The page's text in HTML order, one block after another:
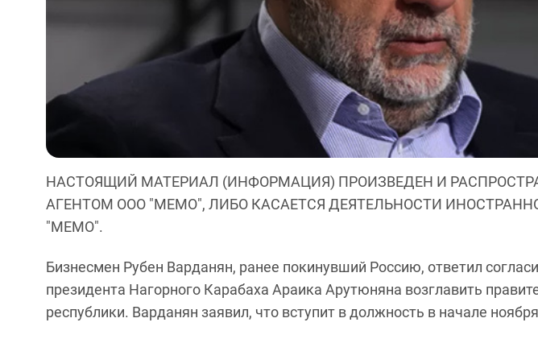
НАСТОЯЩИЙ МАТЕРИАЛ (ИНФОРМАЦИЯ) ПРОИЗВЕДЕН И
АГЕНТОМ ООО "МЕМО", ЛИБО КАСАЕТСЯ ДЕЯТЕЛЬНОСТИ
"МЕМО".
Бизнесмен Рубен Варданян, ранее покинувший Россию, ответил
президента Нагорного Карабаха Араика Арутюняна возглавить
республики. Варданян заявил, что вступит в должность в начале